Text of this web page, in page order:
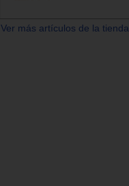
Ver más artículos de la tienda